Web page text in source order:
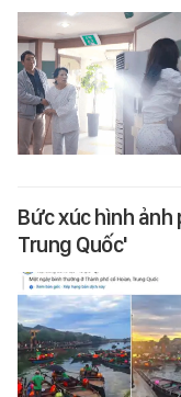
Bức xúc hình ảnh
Trung Quốc'